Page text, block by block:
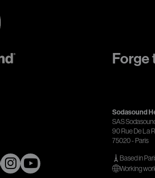
Forge
Sodasound
SAS
90 Rue De La
75020 - Paris
Based in
Working